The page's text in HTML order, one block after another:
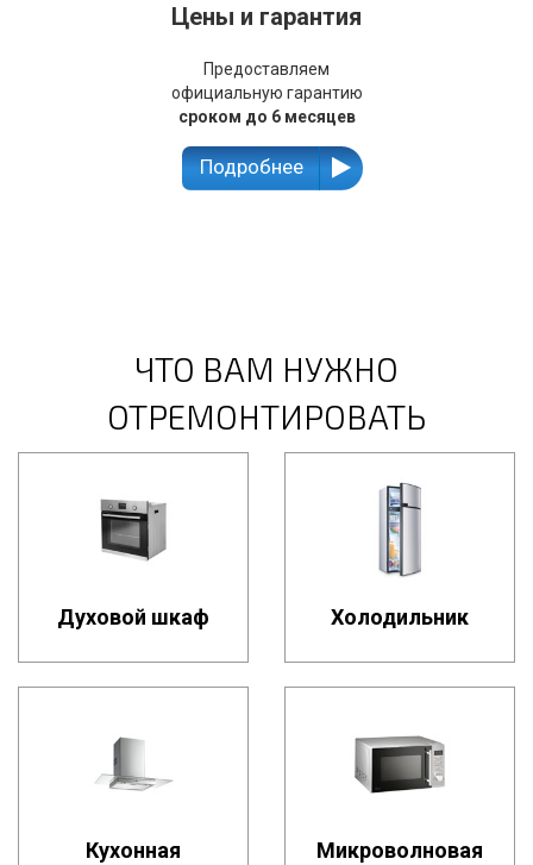
Цены и гарантия
Предоставляем
официальную гарантию
сроком до 6 месяцев
Подробнее
ЧТО ВАМ НУЖНО
ОТРЕМОНТИРОВАТЬ
Духовой шкаф Холодильник
Кухонная
Микроволновая